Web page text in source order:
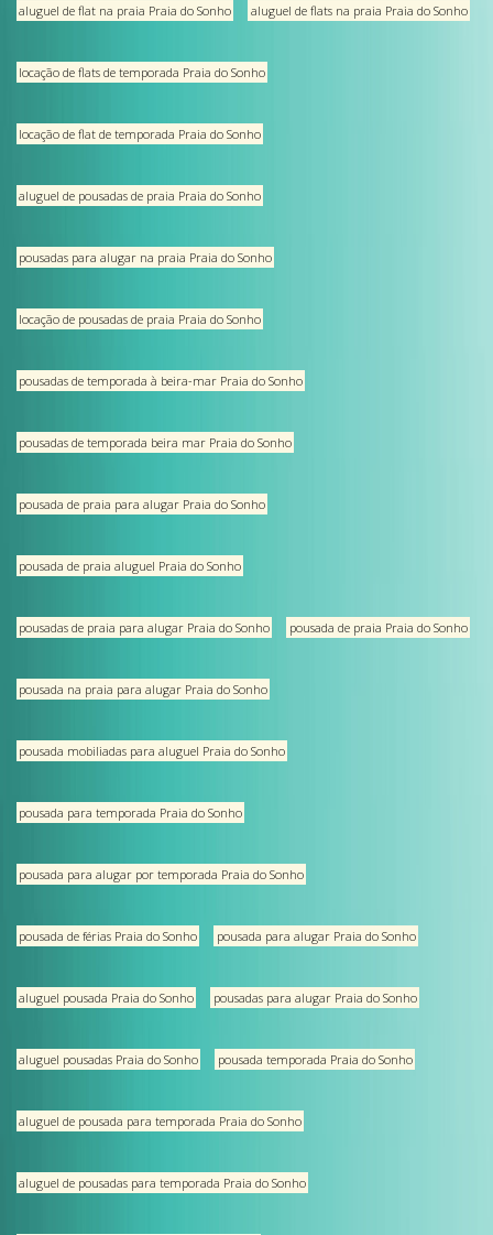
aluguel de flat na praia Praia do Sonho aluguel de flats na praia Praia do Sonho
locação de flats de temporada Praia do Sonho
locação de flat de temporada Praia do Sonho
aluguel de pousadas de praia Praia do Sonho
pousadas para alugar na praia Praia do Sonho
locação de pousadas de praia Praia do Sonho
pousadas de temporada à beira-mar Praia do Sonho
pousadas de temporada beira mar Praia do Sonho
pousada de praia para alugar Praia do Sonho
pousada de praia aluguel Praia do Sonho
pousadas de praia para alugar Praia do Sonho pousada de praia Praia do Sonho
pousada na praia para alugar Praia do Sonho
pousada mobiliadas para aluguel Praia do Sonho
pousada para temporada Praia do Sonho
pousada para alugar por temporada Praia do Sonho
pousada de férias Praia do Sonho pousada para alugar Praia do Sonho
aluguel pousada Praia do Sonho pousadas para alugar Praia do Sonho
aluguel pousadas Praia do Sonho pousada temporada Praia do Sonho
aluguel de pousada para temporada Praia do Sonho
aluguel de pousadas para temporada Praia do Sonho